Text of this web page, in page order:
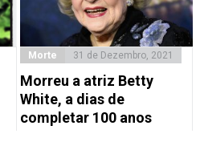
Morte 31 de Dezembro, 2021
Morreu a atriz Betty
White, a dias de
completar 100 anos